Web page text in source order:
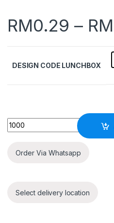
RM0.29 – RM
DESIGN CODE LUNCHBOX
Quantity
Order Via Whatsapp
Select delivery location